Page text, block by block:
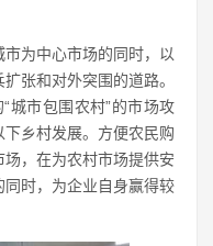
为中心市场的同时，以
张和对外突围的道路。
城市包围农村”的市场攻
乡村发展。方便农民购
，在为农村市场提供安
时，为企业自身赢得较